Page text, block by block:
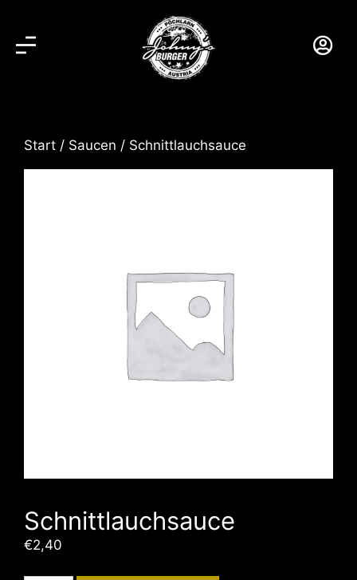
Start / Saucen / Schnittlauchsauce
Schnittlauchsauce
€2,40